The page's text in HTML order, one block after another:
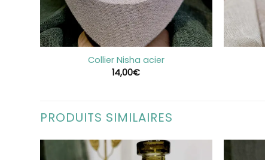
+
Collier Nisha acier
14,00€
+
PRODUITS SIMILAIRES